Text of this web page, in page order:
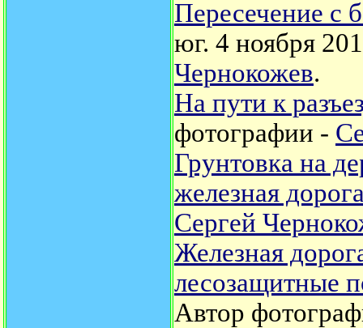
Пересечение с
юг. 4 ноября
Чернокожев.
На пути к
фотографии -
Грунтовка на
железная
Сергей
Железная
лесозащитные
Автор